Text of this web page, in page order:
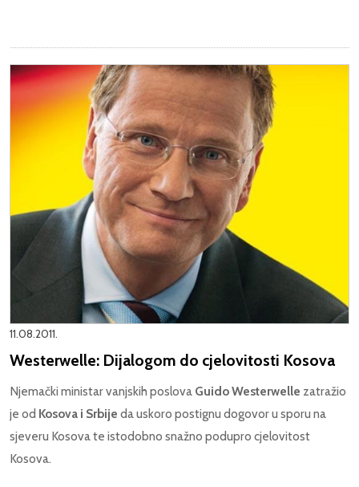
11.08.2011.
Westerwelle: Dijalogom do cjelovitosti Kosova
Njemački ministar vanjskih poslova Guido Westerwelle zatražio
je od Kosova i Srbije da uskoro postignu dogovor u sporu na
sjeveru Kosova te istodobno snažno podupro cjelovitost
Kosova.